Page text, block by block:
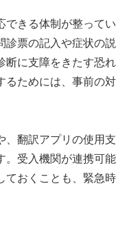
できる体制が整ってい
診票の記入や症状の説
断に支障をきたす恐れ
るためには、事前の対
、翻訳アプリの使用支
。受入機関が連携可能
ておくことも、緊急時